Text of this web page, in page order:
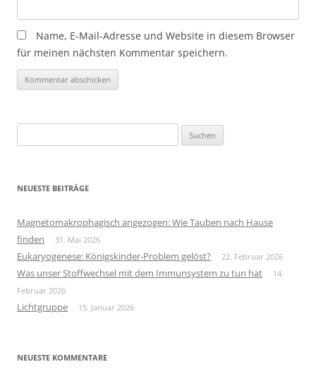
Name, E-Mail-Adresse und Website in diesem Browser
für meinen nächsten Kommentar speichern.
nach:
NEUESTE BEITRÄGE
Magnetomakrophagisch angezogen: Wie Tauben nach Hause
finden
31. Mai 2026
Eukaryogenese: Königskinder-Problem gelöst? 22. Februar 2026
Was unser Stoffwechsel mit dem Immunsystem zu tun hat
14.
Februar 2026
Lichtgruppe 15. Januar 2026
NEUESTE KOMMENTARE